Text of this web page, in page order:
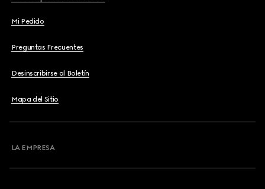
Mi Pedido
Preguntas Frecuentes
Desinscribirse al Boletín
Mapa del Sitio
LA EMPRESA